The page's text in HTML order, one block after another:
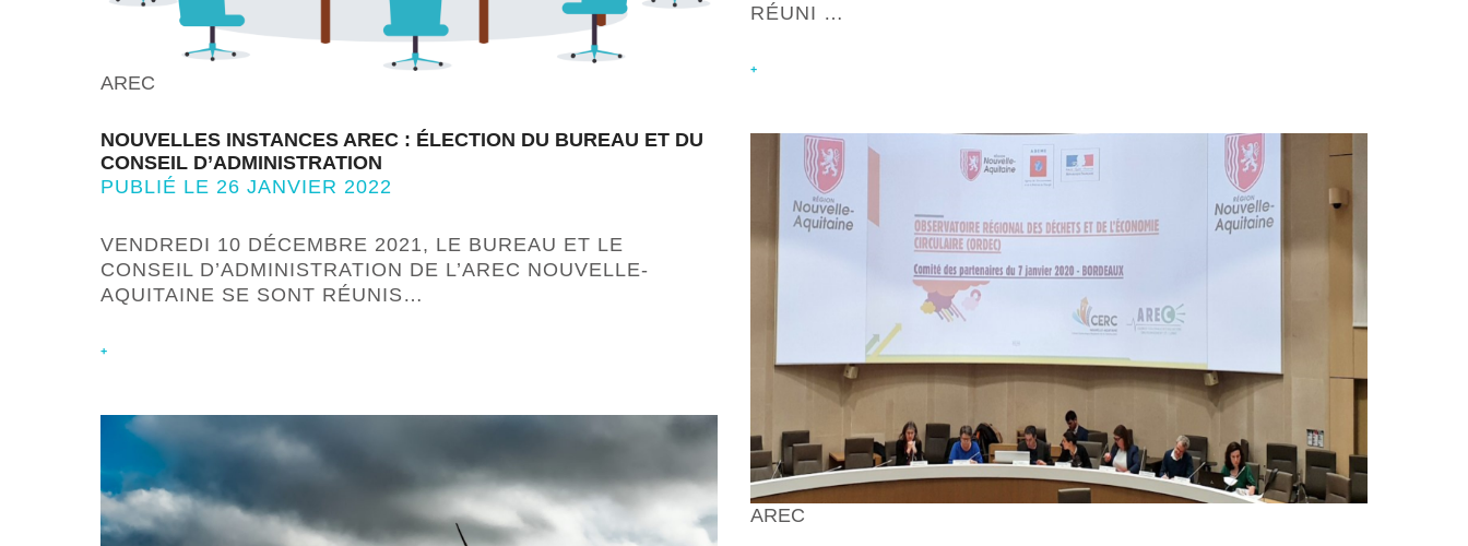
RÉUNI …
+
AREC
NOUVELLES INSTANCES AREC : ÉLECTION DU BUREAU ET DU
CONSEIL D’ADMINISTRATION
PUBLIÉ LE 26 JANVIER 2022
VENDREDI 10 DÉCEMBRE 2021, LE BUREAU ET LE
CONSEIL D’ADMINISTRATION DE L’AREC NOUVELLE-
AQUITAINE SE SONT RÉUNIS…
+
AREC